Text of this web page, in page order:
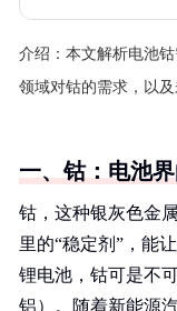
介绍： 本文解析电池
领域对钴的需求，以
一、钴：电池
钴，这种银灰色金
里的“稳定剂”，能
锂电池，钴可是不
铝）。随着新能源